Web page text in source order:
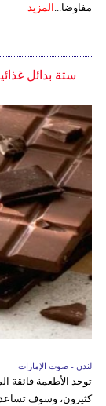
مفاوضا... المزيد
ستة بدائل
لندن - صوت الإمارات
توجد الأطعمة فائقة
كثيرون، وسوف